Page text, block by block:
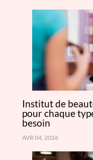
Institut de
pour chaque
besoin
AVR 04, 2026